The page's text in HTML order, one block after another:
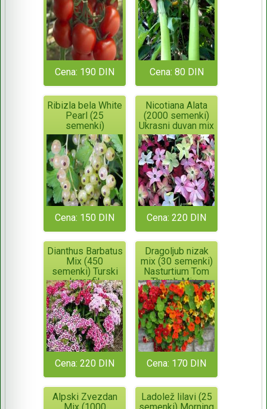
Cena: 190 DIN Cena: 80 DIN
Ribizla bela White
Pearl (25
semenki)
Cena: 150 DIN
Nicotiana Alata
(2000 semenki)
Ukrasni duvan mix
Cena: 220 DIN
Dianthus Barbatus
Mix (450
semenki) Turski
karanfil
Cena: 220 DIN
Dragoljub nizak
mix (30 semenki)
Nasturtium Tom
Thumb Mix -
Tropaeolum Majus
Cena: 170 DIN
Alpski Zvezdan
Ladolež lilavi (25